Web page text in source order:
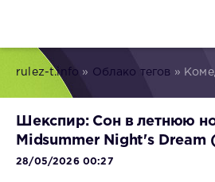
rulez-t.info » Облако тегов »
Шекспир: Сон в летнюю
Midsummer Night's Dream
28/05/2026 00:27